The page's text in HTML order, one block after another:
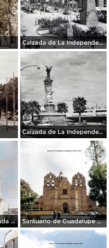
Calzada de La Independencia y Mto. a Juarez Guadalajara, Jalisco. ( Circulada el 5 de Septiembre de 1929 ).
Calzada de La Independencia Guadalajara, Jalisco.
Parroquia de La Sagrada familia Guadalajara, Jalisco 1961. Santuario de Guadalupe Guadalajara, Jalisco 1961.